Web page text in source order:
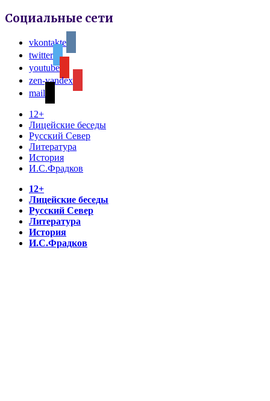
Социальные сети
vkontakte
twitter
youtube
zen-yandex
mail
12+
Лицейские беседы
Русский Север
Литература
История
И.С.Фрадков
12+
Лицейские беседы
Русский Север
Литература
История
И.С.Фрадков